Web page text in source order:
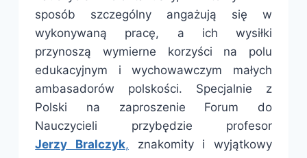
sposób szczególny angażują się w
wykonywaną pracę, a ich wysiłki
przynoszą wymierne korzyści na polu
edukacyjnym i wychowawczym małych
ambasadorów polskości. Specjalnie z
Polski na zaproszenie Forum do
Nauczycieli przybędzie profesor
Jerzy Bralczyk, znakomity i wyjątkowy